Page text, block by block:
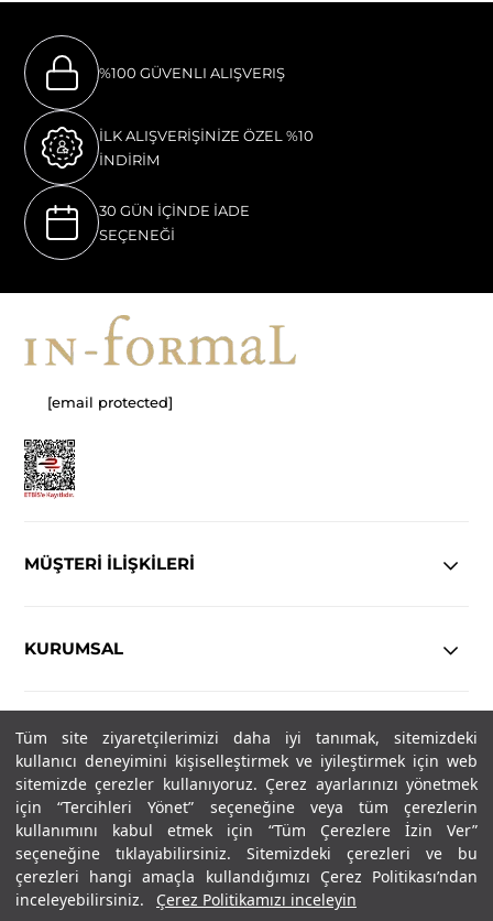
Tüm site ziyaretçilerimizi daha iyi tanımak, sitemizdeki
kullanıcı deneyimini kişiselleştirmek ve iyileştirmek için web
sitemizde çerezler kullanıyoruz. Çerez ayarlarınızı yönetmek
için “Tercihleri Yönet” seçeneğine veya tüm çerezlerin
kullanımını kabul etmek için “Tüm Çerezlere İzin Ver”
seçeneğine tıklayabilirsiniz. Sitemizdeki çerezleri ve bu
çerezleri hangi amaçla kullandığımızı Çerez Politikası’ndan
inceleyebilirsiniz.
Çerez Politikamızı inceleyin
%100 GÜVENLI ALIŞVERIŞ
İLK ALIŞVERİŞİNİZE ÖZEL %10
İNDİRİM
30 GÜN İÇİNDE İADE
SEÇENEĞİ
[email protected]
MÜŞTERİ İLİŞKİLERİ
KURUMSAL
YASAL
Copyright© 2025 IN-FORMAL Tüm hakları saklıdır.
SOSYAL MEDYA